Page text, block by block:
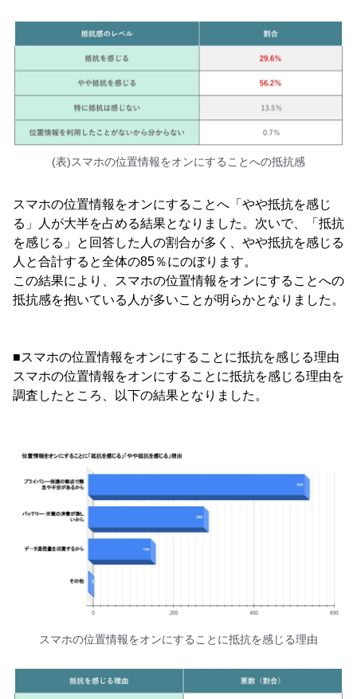
(表)スマホの位置情報をオンにすることへの抵抗感
スマホの位置情報をオンにすることへ「やや抵抗を感じ
る」人が大半を占める結果となりました。次いで、「抵抗
を感じる」と回答した人の割合が多く、やや抵抗を感じる
人と合計すると全体の85％にのぼります。
この結果により、スマホの位置情報をオンにすることへの
抵抗感を抱いている人が多いことが明らかとなりました。
■スマホの位置情報をオンにすることに抵抗を感じる理由
スマホの位置情報をオンにすることに抵抗を感じる理由を
調査したところ、以下の結果となりました。
スマホの位置情報をオンにすることに抵抗を感じる理由